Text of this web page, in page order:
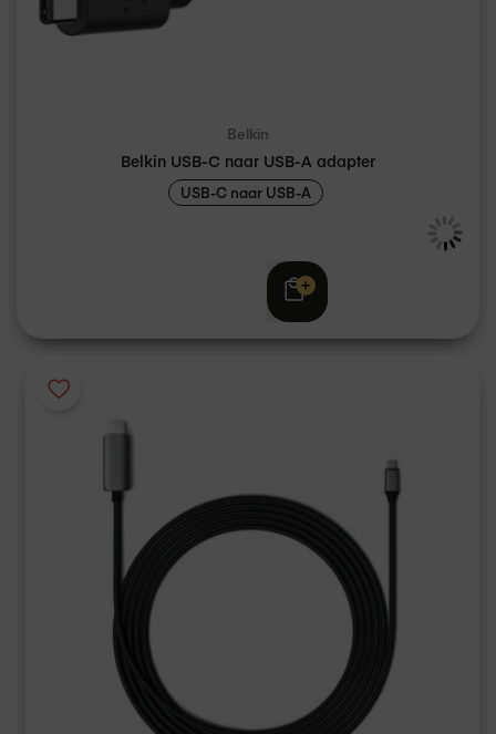
Belkin
Belkin USB-C naar USB-A adapter
USB-C naar USB-A